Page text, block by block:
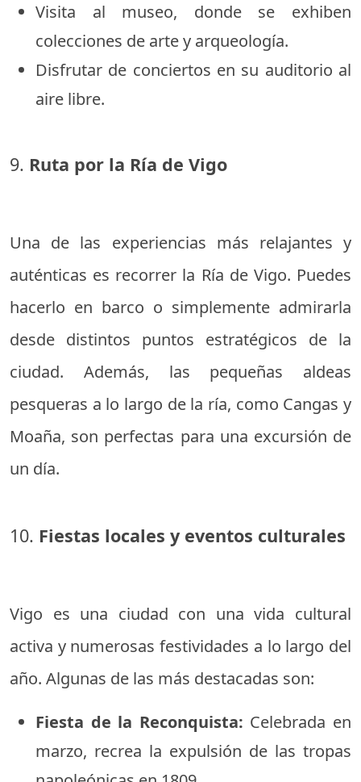
Visita al museo, donde se exhiben
colecciones de arte y arqueología.
Disfrutar de conciertos en su auditorio al
aire libre.
9. Ruta por la Ría de Vigo
Una de las experiencias más relajantes y
auténticas es recorrer la Ría de Vigo. Puedes
hacerlo en barco o simplemente admirarla
desde distintos puntos estratégicos de la
ciudad. Además, las pequeñas aldeas
pesqueras a lo largo de la ría, como Cangas y
Moaña, son perfectas para una excursión de
un día.
10. Fiestas locales y eventos culturales
Vigo es una ciudad con una vida cultural
activa y numerosas festividades a lo largo del
año. Algunas de las más destacadas son:
Fiesta de la Reconquista: Celebrada en
marzo, recrea la expulsión de las tropas